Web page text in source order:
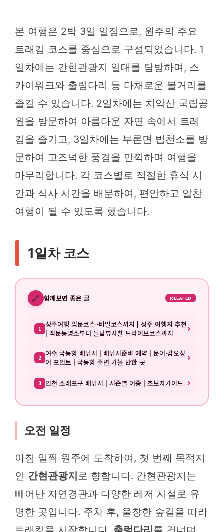
본 여행은 2박 3일 일정으로, 원주의 주요
트래킹 코스를 중심으로 구성되었습니다. 1
일차에는 간현관광지 일대를 탐방하며, 스
카이워크와 출렁다리 등 다채로운 볼거리를
즐길 수 있습니다. 2일차에는 치악산 국립공
원을 방문하여 아름다운 자연 속에서 트레
킹을 즐기고, 3일차에는 부론면 법천소를 방
문하여 고즈넉한 풍경을 만끽하며 여행을
마무리합니다. 각 코스별로 적절한 휴식 시
간과 식사 시간을 배분하여, 편안하고 알찬
여행이 될 수 있도록 했습니다.
1일차 코스
🔗 함께보면 좋은 글 RELATED
1 성주여행 입문코스~비밀코스까지 | 성주 여행지 추천
| 맥문동명소부터 들녘뷰사찰 드라이브코스까지
2 여수 국동항 배낚시 | 배낚시준비 예약 | 문어·갑오징
어 포인트 | 국동항 주변 가볼 만한 곳
3 인천 소래포구 배낚시 | 시즌별 어종 | 초보자가이드
오전 일정
아침 일찍 원주에 도착하여, 첫 번째 목적지
인 간현관광지로 향합니다. 간현관광지는
빼어난 자연경관과 다양한 레저 시설로 유
명한 곳입니다. 주차 후, 울창한 숲길을 따라